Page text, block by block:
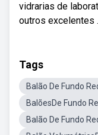
vidrarias de
outros excelentes
Tags
Balão De Fundo
BalõesDe Fundo
Balão De Fundo